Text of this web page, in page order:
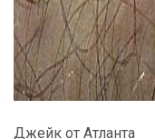
Джейк от Атланта